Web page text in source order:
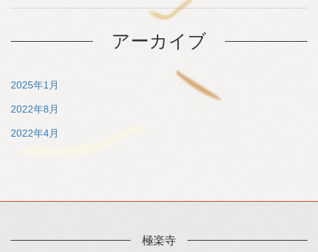
アーカイブ
2025年1月
2022年8月
2022年4月
極楽寺